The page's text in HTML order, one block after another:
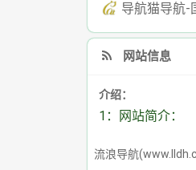
导航猫导航-国内专业的技术资源
网站信息
介绍：
1：网站简介：
流浪导航